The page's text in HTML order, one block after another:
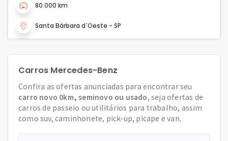
80.000 km
Santa Bárbara d`Oeste - SP
Carros Mercedes-Benz
Confira as ofertas anunciadas para encontrar seu
carro novo 0km, seminovo ou usado, seja ofertas de
carros de passeio ou utilitários para trabalho, assim
como suv, caminhonete, pick-up, picape e van.